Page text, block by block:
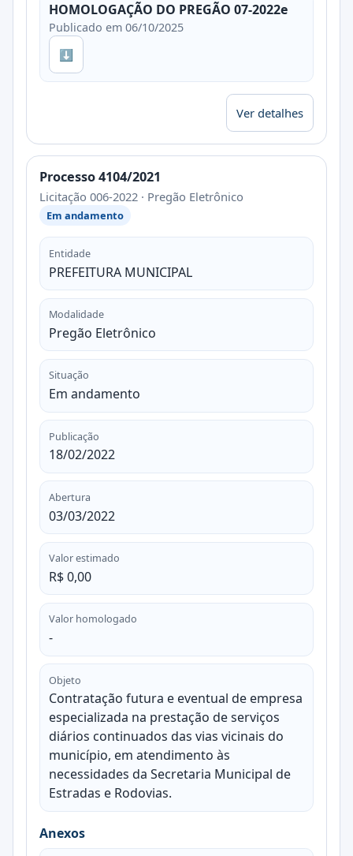
HOMOLOGAÇÃO DO PREGÃO 07-2022e
Publicado em 06/10/2025
⬇
Ver detalhes
Processo 4104/2021
Licitação 006-2022 · Pregão Eletrônico
Em andamento
Entidade
PREFEITURA MUNICIPAL
Modalidade
Pregão Eletrônico
Situação
Em andamento
Publicação
18/02/2022
Abertura
03/03/2022
Valor estimado
R$ 0,00
Valor homologado
-
Objeto
Contratação futura e eventual de empresa
especializada na prestação de serviços
diários continuados das vias vicinais do
município, em atendimento às
necessidades da Secretaria Municipal de
Estradas e Rodovias.
Anexos